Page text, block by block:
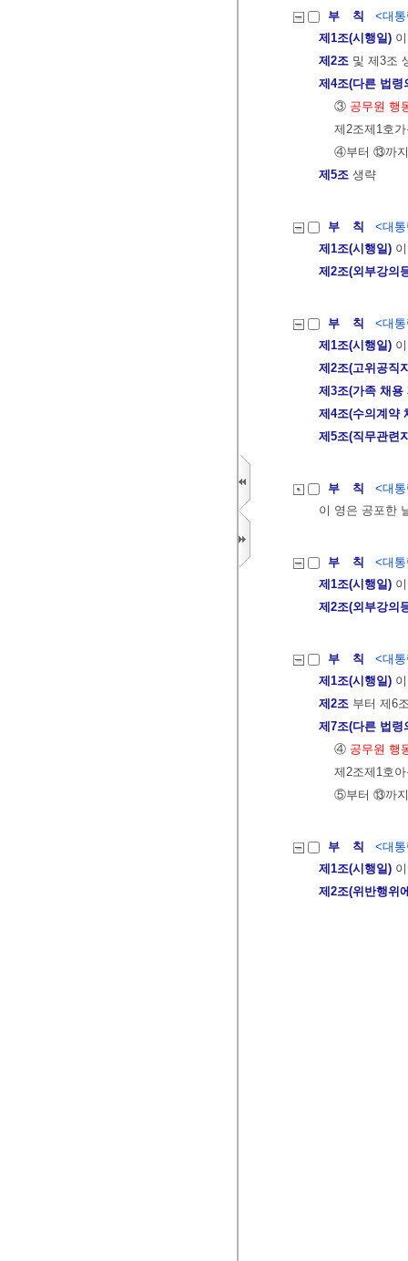
부 칙
<대
제1조(시행일)
제2조 및 제3조
제4조(다른 법령
③ 공무원 행
제2조제1호
④부터 ⑬까
제5조 생략
부 칙
<대
제1조(시행일)
제2조(외부강의
부 칙
<대
제1조(시행일)
제2조(고위공직
제3조(가족 채용
제4조(수의계약
제5조(직무관련
부 칙
<대
이 영은 공포한
부 칙
<대
제1조(시행일)
제2조(외부강의
부 칙
<대
제1조(시행일)
제2조 부터 제6
제7조(다른 법령
④ 공무원 행
제2조제1호
⑤부터 ⑬까
부 칙
<대
제1조(시행일)
제2조(위반행위